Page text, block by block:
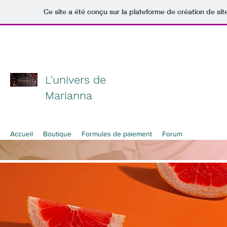
Ce site a été conçu sur la plateforme de création de
L'univers de
Marianna
Accueil Boutique Formules de paiement Forum